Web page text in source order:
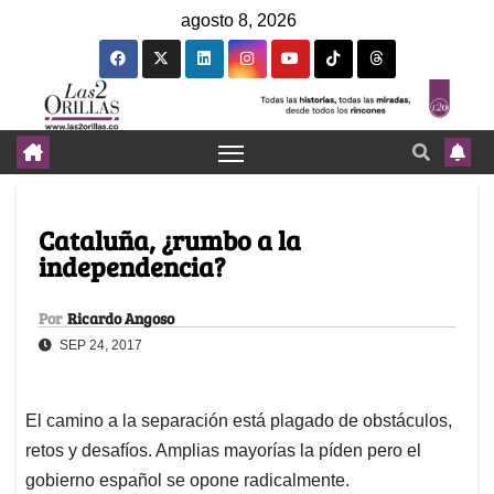
agosto 8, 2026
Cataluña, ¿rumbo a la
independencia?
Por Ricardo Angoso
SEP 24, 2017
El camino a la separación está plagado de obstáculos,
retos y desafíos. Amplias mayorías la píden pero el
gobierno español se opone radicalmente.